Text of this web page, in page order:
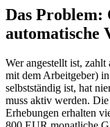
Das Problem:
automatische
Wer angestellt ist,
mit dem Arbeitgeber)
selbstständig ist, hat
muss aktiv werden.
Erhebungen erhalten